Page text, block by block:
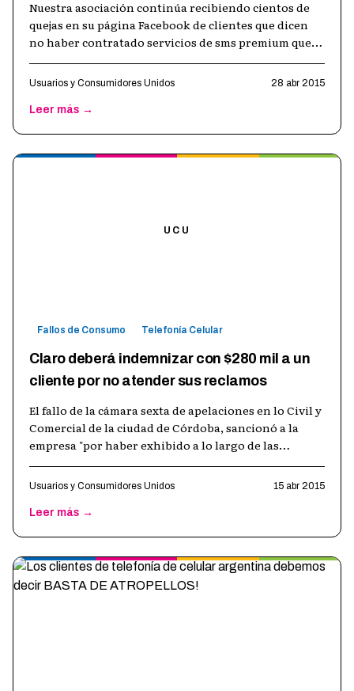
Nuestra asociación continúa recibiendo cientos de
quejas en su página Facebook de clientes que dicen
no haber contratado servicios de sms premium que
Usuarios y Consumidores Unidos 28 abr 2015
Leer más →
UCU
Fallos de Consumo Telefonía Celular
Claro deberá indemnizar con $280 mil a un
cliente por no atender sus reclamos
El fallo de la cámara sexta de apelaciones en lo Civil y
Comercial de la ciudad de Córdoba, sancionó a la
empresa "por haber exhibido a lo largo de las
Usuarios y Consumidores Unidos 15 abr 2015
Leer más →